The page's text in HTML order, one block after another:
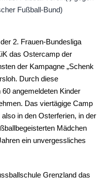
2. Frauen-Bundesliga
das Ostercamp der
der Kampagne „Schenk
Durch diese
angemeldeten Kinder
Das viertägige Camp
in den Osterferien, in der
Mädchen
ein unvergessliches
Grenzland das